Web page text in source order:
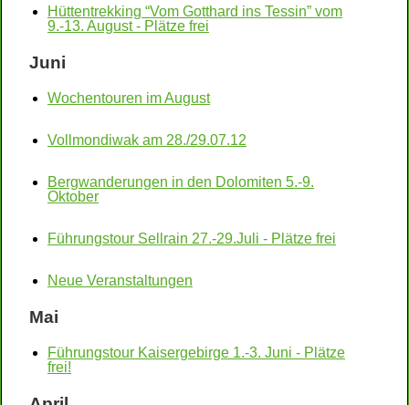
Hüttentrekking “Vom Gotthard ins Tessin” vom
9.-13. August - Plätze frei
Juni
Wochentouren im August
Vollmondiwak am 28./29.07.12
Bergwanderungen in den Dolomiten 5.-9.
Oktober
Führungstour Sellrain 27.-29.Juli - Plätze frei
Neue Veranstaltungen
Mai
Führungstour Kaisergebirge 1.-3. Juni - Plätze
frei!